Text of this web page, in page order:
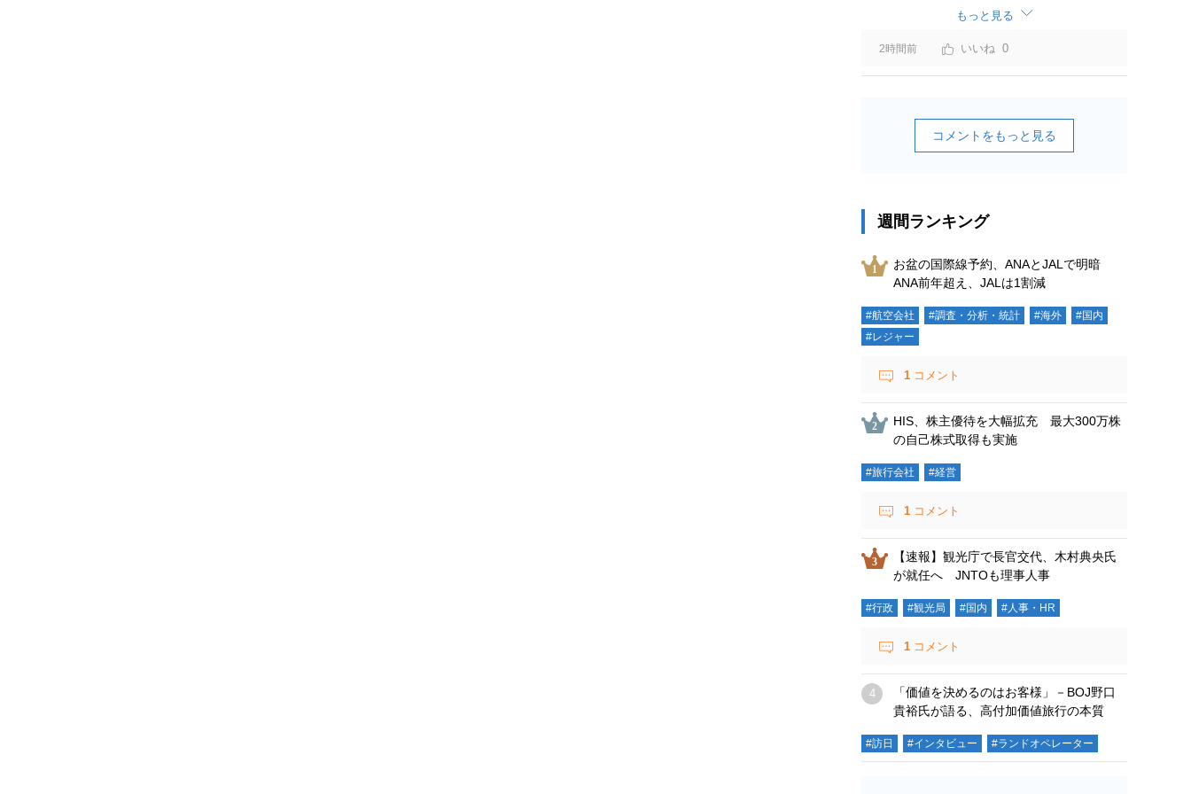
もっと見る
2時間前 0
コメントをもっと見る
週間ランキング
お盆の国際線予約、ANAとJALで明暗
ANA前年超え、JALは1割減
#航空会社 #調査・分析・統計 #海外
#国内
#レジャー
1 コメント
HIS、株主優待を大幅拡充 最大300万株
の自己株式取得も実施
#旅行会社 #経営
1 コメント
【速報】観光庁で長官交代、木村典央氏
が就任へ JNTOも理事人事
#行政 #観光局 #国内 #人事・HR
1 コメント
「価値を決めるのはお客様」－BOJ野口
貴裕氏が語る、高付加価値旅行の本質
#訪日 #インタビュー #ランドオペレーター